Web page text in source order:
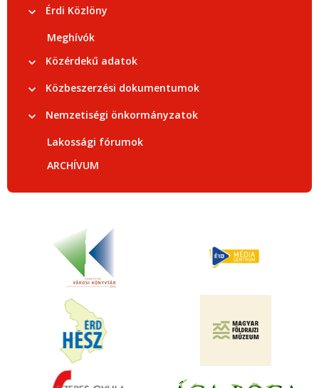
Érdi Közlöny
Meghívók
Közérdekű adatok
Közbeszerzési dokumentumok
Nemzetiségi önkormányzatok
Lakossági fórumok
ARCHÍVUM